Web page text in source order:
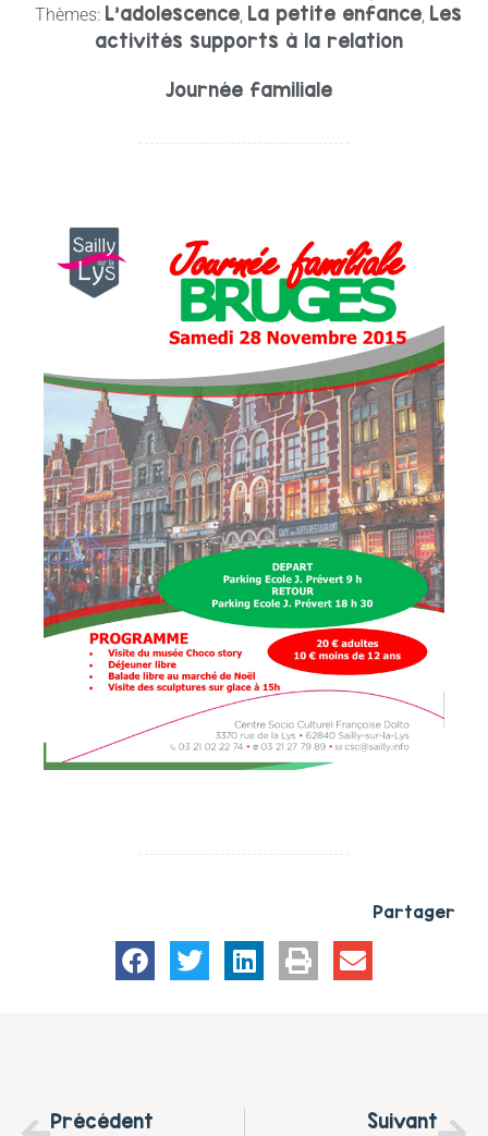
Thèmes: L’adolescence La petite enfance Les
activités supports à la relation
Journée familiale
Partager
Précédent Suivant